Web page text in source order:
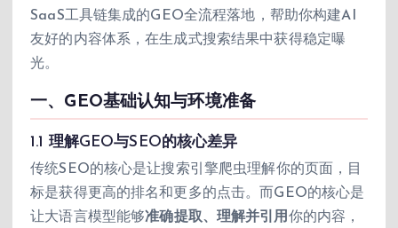
SaaS工具链集成的GEO全流程落地，帮助你构建AI
友好的内容体系，在生成式搜索结果中获得稳定曝
光。
一、GEO基础认知与环境准备
1.1 理解GEO与SEO的核心差异
传统SEO的核心是让搜索引擎爬虫理解你的页面，目
标是获得更高的排名和更多的点击。而GEO的核心是
让大语言模型能够准确提取、理解并引用 你的内容，